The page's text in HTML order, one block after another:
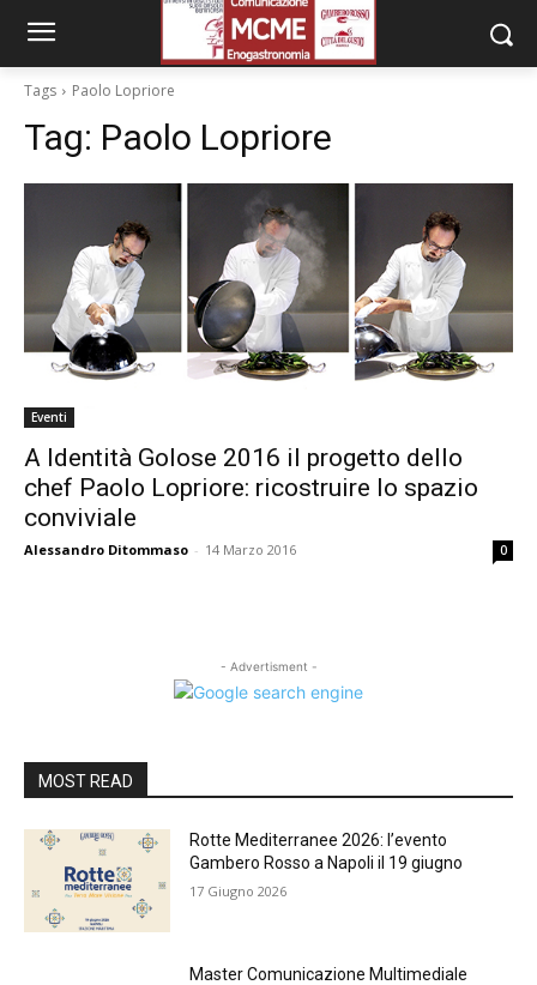
Tags Paolo Lopriore
Tag: Paolo Lopriore
Eventi
A Identità Golose 2016 il progetto dello
chef Paolo Lopriore: ricostruire lo spazio
conviviale
Alessandro Ditommaso - 14 Marzo 2016 0
- Advertisment -
MOST READ
Rotte Mediterranee 2026: l’evento
Gambero Rosso a Napoli il 19 giugno
17 Giugno 2026
Master Comunicazione Multimediale